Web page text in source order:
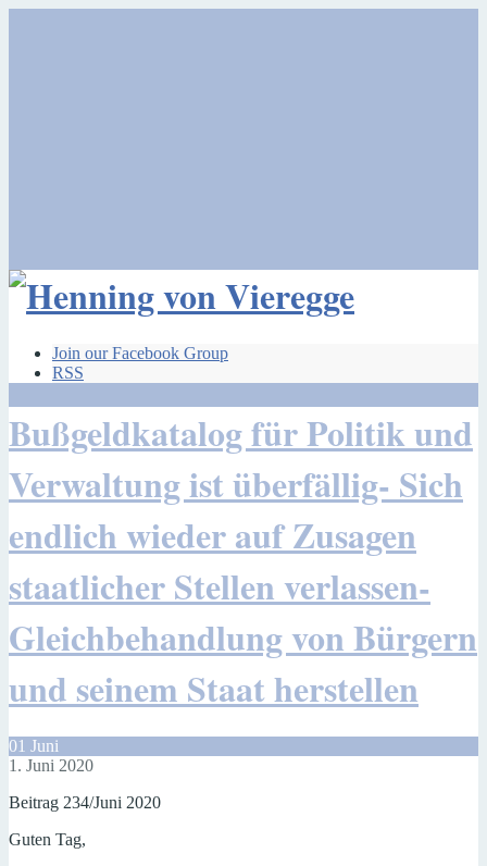
Join our Facebook Group
RSS
Bußgeldkatalog für Politik und
Verwaltung ist überfällig- Sich
endlich wieder auf Zusagen
staatlicher Stellen verlassen-
Gleichbehandlung von Bürgern
und seinem Staat herstellen
01 Juni
1. Juni 2020
Beitrag 234/Juni 2020
Guten Tag,